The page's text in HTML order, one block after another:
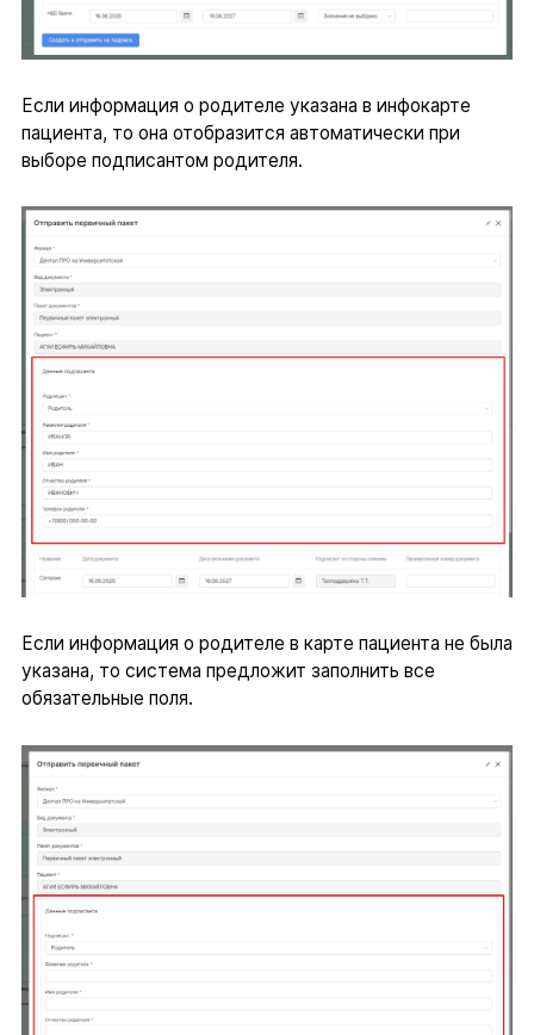
Если информация о родителе указана в инфокарте
пациента, то она отобразится автоматически при
выборе подписантом родителя.
Если информация о родителе в карте пациента не была
указана, то система предложит заполнить все
обязательные поля.